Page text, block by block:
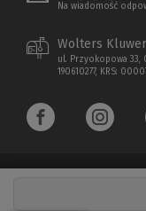
Na wiadomość
Wolters
ul. Przyokopowa 33,
190610277, KRS: